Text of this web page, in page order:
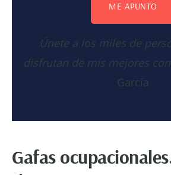
ME APUNTO
Únete a los miles de
disfrutan de mis mejores
García
Gafas